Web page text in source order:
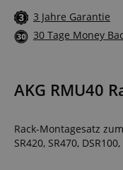
3 Jahre Garantie
30 Tage Money
AKG RMU40
Rack-Montagesatz
SR420, SR470,